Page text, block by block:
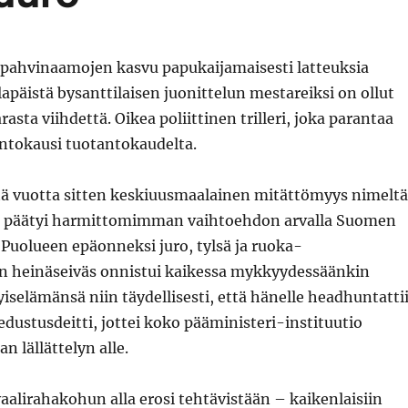
kasvu papukaijamaisesti latteuksia
bysanttilaisen juonittelun mestareiksi on ollut
viihdettä. Oikea poliittinen trilleri, joka parantaa
tuotantokaudelta.
vuotta sitten keskiuusmaalainen mitättömyys nimeltä
päätyi harmittomimman vaihtoehdon arvalla Suomen
epäonneksi juro, tylsä ja ruoka-
heinäseiväs onnistui kaikessa mykkyydessäänkin
niin täydellisesti, että hänelle
jottei koko pääministeri-instituutio
lällättelyn alle.
alla erosi tehtävistään – kaikenlaisiin